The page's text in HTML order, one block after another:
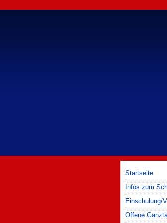
Startseite
Infos zum
Einschulung/
Offene